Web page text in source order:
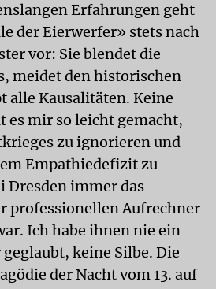
Erfahrungen geht
der Eierwerfer» stets nach
vor: Sie blendet die
meidet den historischen
alle Kausalitäten. Keine
es mir so leicht gemacht,
zu ignorieren und
Empathiedefizit zu
Dresden immer das
professionellen Aufrechner
Ich habe ihnen nie ein
keine Silbe. Die
der Nacht vom 13. auf